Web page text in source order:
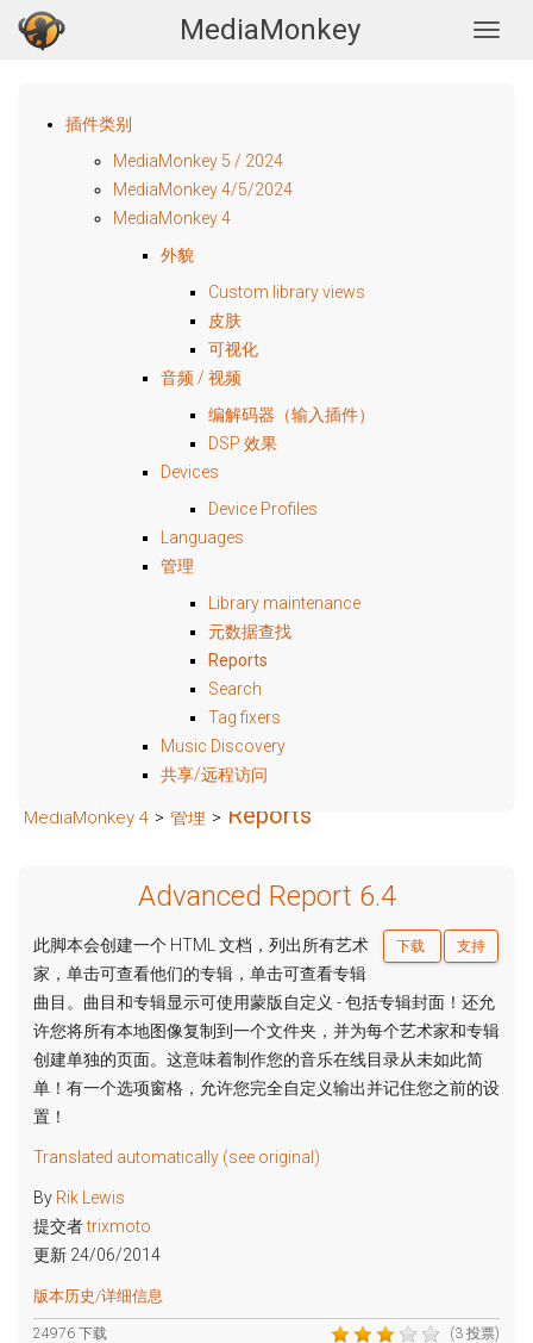
MediaMonkey
MediaMonkey 4 > 管理 > Reports
Advanced Report 6.4
下载 支持
此脚本会创建一个 HTML 文档，列出所有艺术
家，单击可查看他们的专辑，单击可查看专辑
曲目。曲目和专辑显示可使用蒙版自定义 - 包括专辑封面！还允
许您将所有本地图像复制到一个文件夹，并为每个艺术家和专辑
创建单独的页面。这意味着制作您的音乐在线目录从未如此简
单！有一个选项窗格，允许您完全自定义输出并记住您之前的设
置！
Translated automatically (see original)
By Rik Lewis
提交者trixmoto
更新 24/06/2014
版本历史/详细信息
(3 投票)
24976 下载
插件类别
MediaMonkey 5 / 2024
MediaMonkey 4/5/2024
MediaMonkey 4
外貌
Custom library views
皮肤
可视化
音频 / 视频
编解码器（输入插件）
DSP 效果
Devices
Device Profiles
Languages
管理
Library maintenance
元数据查找
Reports
Search
Tag fixers
Music Discovery
共享/远程访问